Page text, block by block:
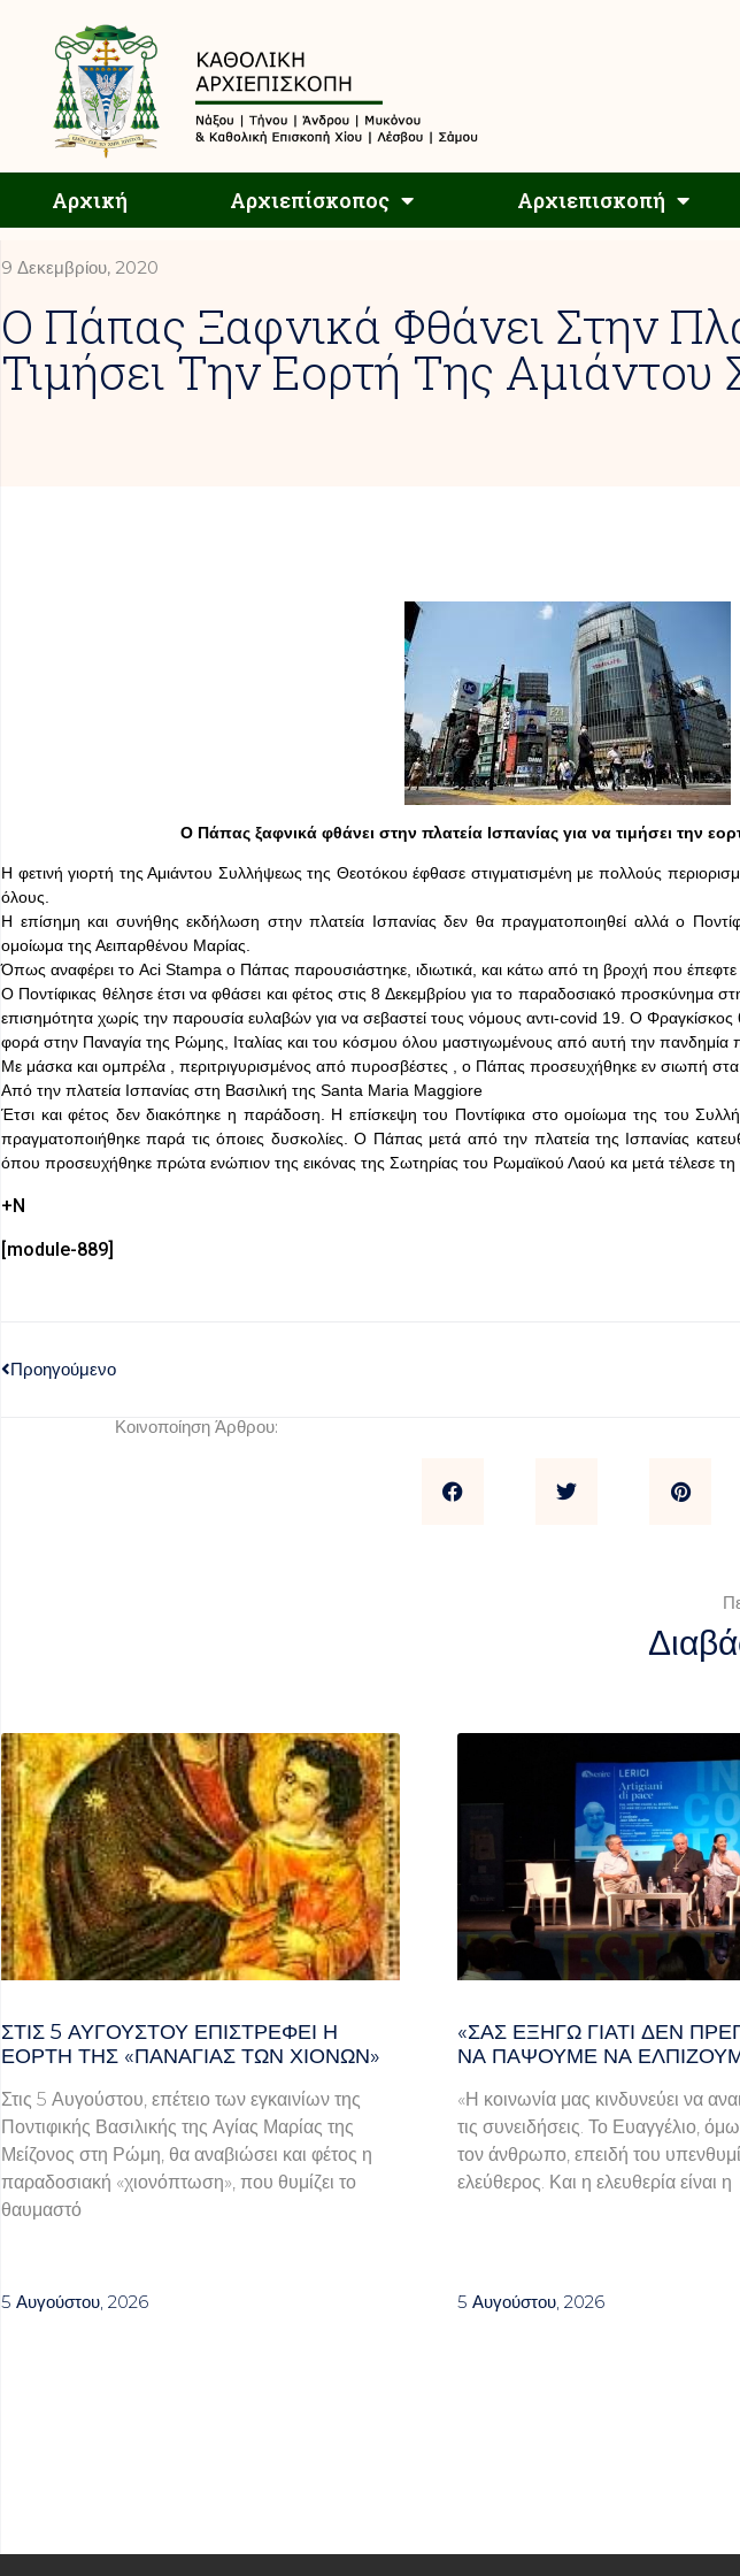
Αρχική Αρχιεπίσκοπος Αρχιεπισκοπή
9 Δεκεμβρίου, 2020
Ο Πάπας Ξαφνικά Φθάνει Στην
Τιμήσει Την Εορτή Της
Ο Πάπας ξαφνικά φθάνει στην πλατεία Ισπανίας για να τιμήσει την
Η φετινή γιορτή της Αμιάντου Συλλήψεως της Θεοτόκου έφθασε στιγματισμένη με πολλούς
όλους.
Η επίσημη και συνήθης εκδήλωση στην πλατεία Ισπανίας δεν θα πραγματοποιηθεί αλλά ο
ομοίωμα της Αειπαρθένου Μαρίας.
Όπως αναφέρει το Aci Stampa ο Πάπας παρουσιάστηκε, ιδιωτικά, και κάτω από τη βροχή που έπεφτε
Ο Ποντίφικας θέλησε έτσι να φθάσει και φέτος στις 8 Δεκεμβρίου για το παραδοσιακό προσκύνημα
επισημότητα χωρίς την παρουσία ευλαβών για να σεβαστεί τους νόμους αντι-covid 19. O
φορά στην Παναγία της Ρώμης, Ιταλίας και του κόσμου όλου μαστιγωμένους από αυτή την πανδημία
Με μάσκα και ομπρέλα , περιτριγυρισμένος από πυροσβέστες , ο Πάπας προσευχήθηκε εν σιωπή στα
Από την πλατεία Ισπανίας στη Βασιλική της Santa Maria Maggiore
Έτσι και φέτος δεν διακόπηκε η παράδοση. Η επίσκεψη του Ποντίφικα στο ομοίωμα της του
πραγματοποιήθηκε παρά τις όποιες δυσκολίες. Ο Πάπας μετά από την πλατεία της Ισπανίας
όπου προσευχήθηκε πρώτα ενώπιον της εικόνας της Σωτηρίας του Ρωμαϊκού Λαού κα μετά τέλεσε τη
+Ν
[module-889]
Προηγούμενο
Κοινοποίηση Άρθρου:
ΣΤΙΣ 5 ΑΥΓΟΎΣΤΟΥ ΕΠΙΣΤΡΈΦΕΙ Η
ΕΟΡΤΉ ΤΗΣ «ΠΑΝΑΓΊΑΣ ΤΩΝ ΧΙΌΝΩΝ»
Στις 5 Αυγούστου, επέτειο των εγκαινίων της
Ποντιφικής Βασιλικής της Αγίας Μαρίας της
Μείζονος στη Ρώμη, θα αναβιώσει και φέτος η
παραδοσιακή «χιονόπτωση», που θυμίζει το
θαυμαστό
5 Αυγούστου, 2026
«ΣΑΣ ΕΞΗΓΏ ΓΙΑΤΊ ΔΕΝ
ΝΑ ΠΆΨΟΥΜΕ ΝΑ
«Η κοινωνία μας κινδυνεύει να
τις συνειδήσεις. Το Ευαγγέλιο,
τον άνθρωπο, επειδή του
ελεύθερος. Και η ελευθερία είναι η
5 Αυγούστου, 2026